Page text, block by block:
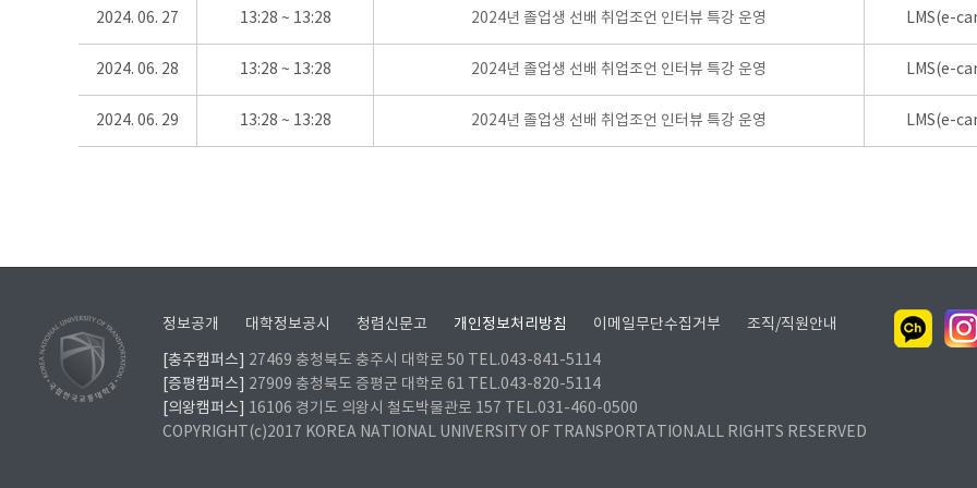
2024. 06. 27 13:28 ~ 13:28 2024년 졸업생 선배 취업조언 인터뷰 특강 운영 LMS(e-
2024. 06. 28 13:28 ~ 13:28 2024년 졸업생 선배 취업조언 인터뷰 특강 운영 LMS(e-
2024. 06. 29 13:28 ~ 13:28 2024년 졸업생 선배 취업조언 인터뷰 특강 운영 LMS(e-
정보공개 대학정보공시 청렴신문고 개인정보처리방침 이메일무단수집거부 조직/직원안내
[충주캠퍼스]
27469 충청북도 충주시 대학로 50 TEL.043-841-5114
[증평캠퍼스]
27909 충청북도 증평군 대학로 61 TEL.043-820-5114
[의왕캠퍼스]
16106 경기도 의왕시 철도박물관로 157 TEL.031-460-0500
COPYRIGHT(c)2017 KOREA NATIONAL UNIVERSITY OF TRANSPORTATION.ALL RIGHTS RESERVED